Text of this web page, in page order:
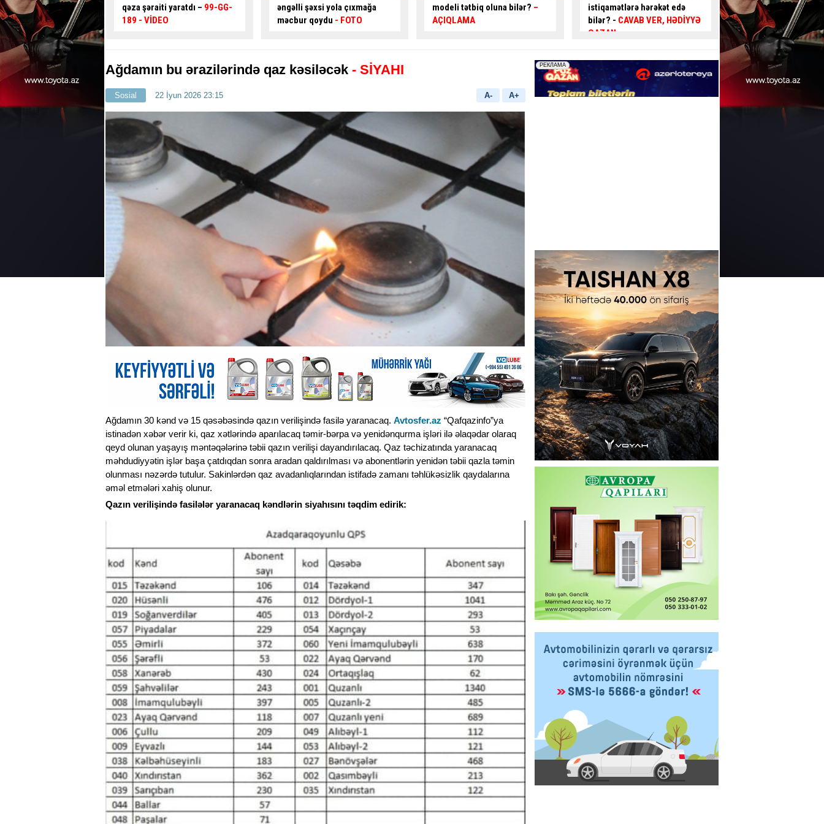
yaratdı –99-GG-
əngəlli şəxsi yola çıxmağa
məcbur qoydu
modeli tətbiq oluna bilər?
AÇIQLAMA
istiqamətlərə hərəkət edə
bilər? -CAVAB VER, HƏDİYYƏ
qəzaya səbəb ola bilərmi?
Mütəxəssis AÇIQLADI - VİDEO
gənc az qala
asfalta
yıxılacaqdı
- VİDEO
Ağdamın bu ərazilərində qaz kəsiləcək - SİYAHI
Sosial 22 İyun 2026 23:15 A- A+
Ağdamın 30 kənd və 15 qəsəbəsində qazın verilişində fasilə yaranacaq. Avtosfer.az “Qafqazinfo”ya
istinadən xəbər verir ki, qaz xətlərində aparılacaq təmir-bərpa və yenidənqurma işləri ilə əlaqədar olaraq
qeyd olunan yaşayış məntəqələrinə təbii qazın verilişi dayandırılacaq. Qaz təchizatında yaranacaq
məhdudiyyətin işlər başa çatdıqdan sonra aradan qaldırılması və abonentlərin yenidən təbii qazla təmin
olunması nəzərdə tutulur. Sakinlərdən qaz avadanlıqlarından istifadə zamanı təhlükəsizlik qaydalarına
əməl etmələri xahiş olunur.
Qazın verilişində fasilələr yaranacaq kəndlərin siyahısını təqdim edirik: